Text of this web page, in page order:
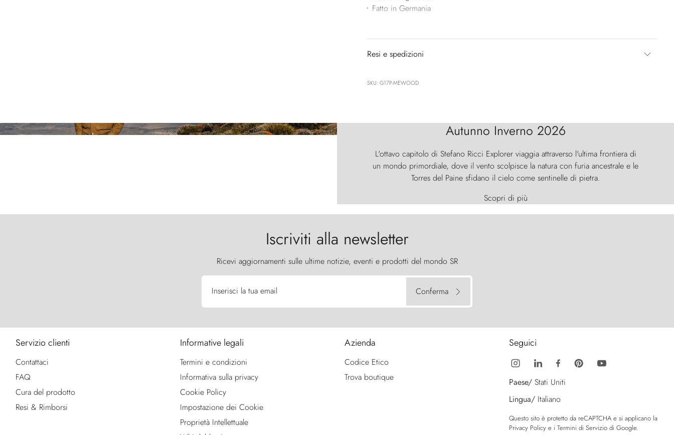
Fatto in Germania
Resi e spedizioni
SKU: G17P-MEWOOD
Autunno Inverno 2026
L'ottavo capitolo di Stefano Ricci Explorer viaggia attraverso l'ultima frontiera di
un mondo primordiale, dove il vento scolpisce la natura con furia ancestrale e le
Torres del Paine sfidano il cielo come sentinelle di pietra.
Scopri di più
Iscriviti alla newsletter
Ricevi aggiornamenti sulle ultime notizie, eventi e prodotti del mondo SR
Inserisci la tua email Conferma
Servizio clienti
Contattaci
FAQ
Cura del prodotto
Resi & Rimborsi
Informative legali
Termini e condizioni
Informativa sulla privacy
Cookie Policy
Impostazione dei Cookie
Proprietà Intellettuale
Azienda
Codice Etico
Trova boutique
Seguici
Paese/ Stati Uniti
Lingua/ Italiano
Questo sito è protetto da reCAPTCHA e si applicano la
Privacy Policy e i Termini di Servizio di Google.